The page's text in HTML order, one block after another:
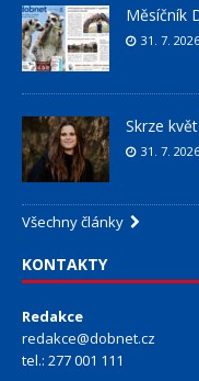
Měsíčník
31. 7. 2026
Skrze
31. 7. 2026
Všechny články
KONTAKTY
Redakce
redakce@dobnet.cz
tel.: 277 001 111